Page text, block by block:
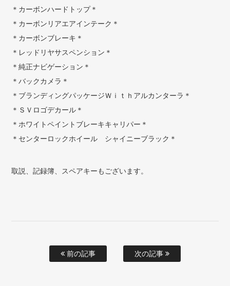
＊カーボンハードトップ＊
＊カーボンリアエアインテーク＊
＊カーボンブレーキ＊
＊レッドリヤサスペンション＊
＊純正ナビゲーション＊
＊バックカメラ＊
＊ブランディングパッケージＷｉｔｈアルカンターラ＊
＊ＳＶロゴデカール＊
＊ホワイトペイントブレーキキャリパー＊
＊センターロックホイール シャイニーブラック＊
取説、記録簿、スペアキーもございます。
前の記事 次の記事